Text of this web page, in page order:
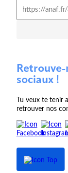
Retrouve-
sociaux !
Tu veux te tenir
retrouver nos